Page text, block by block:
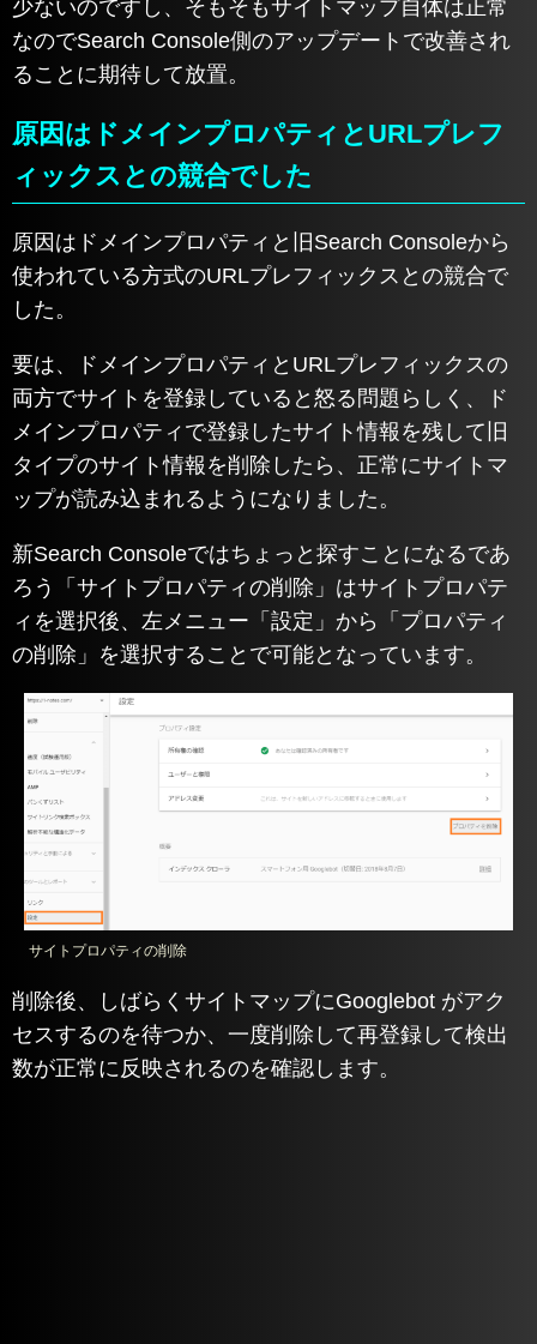
少ないのですし、そもそもサイトマップ自体は正常
なのでSearch Console側のアップデートで改善され
ることに期待して放置。
原因はドメインプロパティとURLプレフ
ィックスとの競合でした
原因はドメインプロパティと旧Search Consoleから
使われている方式のURLプレフィックスとの競合で
した。
要は、ドメインプロパティとURLプレフィックスの
両方でサイトを登録していると怒る問題らしく、ド
メインプロパティで登録したサイト情報を残して旧
タイプのサイト情報を削除したら、正常にサイトマ
ップが読み込まれるようになりました。
新Search Consoleではちょっと探すことになるであ
ろう「サイトプロパティの削除」はサイトプロパテ
ィを選択後、左メニュー「設定」から「プロパティ
の削除」を選択することで可能となっています。
サイトプロパティの削除
削除後、しばらくサイトマップにGooglebot がアク
セスするのを待つか、一度削除して再登録して検出
数が正常に反映されるのを確認します。